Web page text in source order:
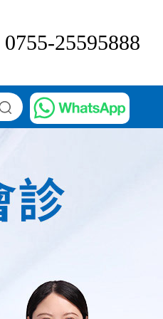
0755-25595888